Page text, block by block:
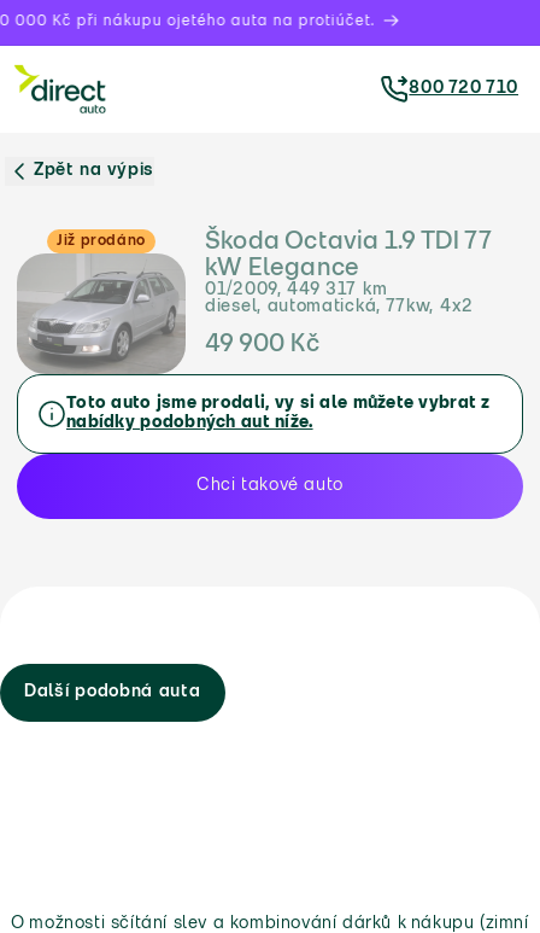
000 Kč při nákupu ojetého auta na protiúčet.
800 720 710
Zpět na výpis
Již prodáno
Škoda Octavia 1.9 TDI 77
kW Elegance
01/2009, 449 317 km
diesel, automatická, 77kw, 4x2
49 900 Kč
Toto auto jsme prodali, vy si ale můžete vybrat z
nabídky podobných aut níže.
Chci takové auto
Další podobná auta
O možnosti sčítání slev a kombinování dárků k nákupu (zimní